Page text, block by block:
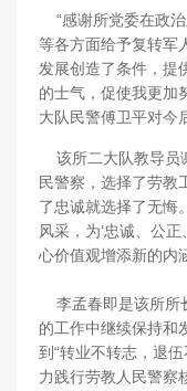
“感谢所党委在政
等各方面给予复转军
发展创造了条件，提
的士气，促使我更加
大队民警傅卫平对今
该所二大队教导员
民警察，选择了劳教
了忠诚就选择了无悔
风采，为‘忠诚、公
心价值观增添新的内
李孟春即是该所所
的工作中继续保持和
到“转业不转志，退
力践行劳教人民警察